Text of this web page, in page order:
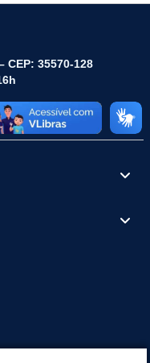
CEP: 35570-128